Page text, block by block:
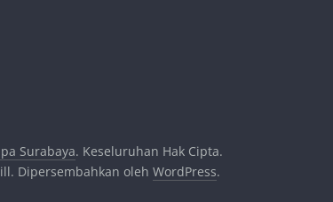
Surabaya. Keseluruhan Hak Cipta.
Dipersembahkan oleh WordPress.